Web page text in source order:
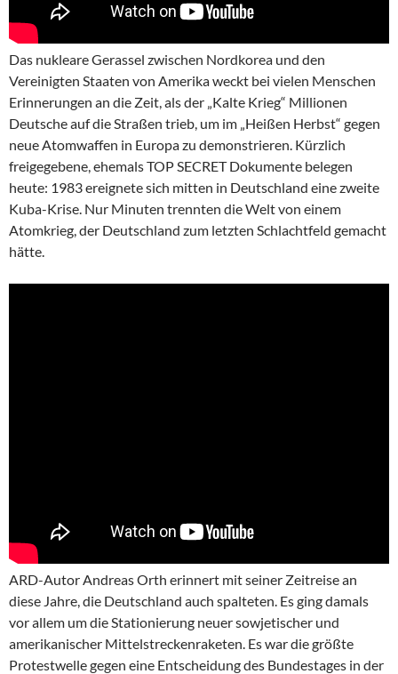
Das nukleare Gerassel zwischen Nordkorea und den
Vereinigten Staaten von Amerika weckt bei vielen Menschen
Erinnerungen an die Zeit, als der „Kalte Krieg“ Millionen
Deutsche auf die Straßen trieb, um im „Heißen Herbst“ gegen
neue Atomwaffen in Europa zu demonstrieren. Kürzlich
freigegebene, ehemals TOP SECRET Dokumente belegen
heute: 1983 ereignete sich mitten in Deutschland eine zweite
Kuba-Krise. Nur Minuten trennten die Welt von einem
Atomkrieg, der Deutschland zum letzten Schlachtfeld gemacht
hätte.
ARD-Autor Andreas Orth erinnert mit seiner Zeitreise an
diese Jahre, die Deutschland auch spalteten. Es ging damals
vor allem um die Stationierung neuer sowjetischer und
amerikanischer Mittelstreckenraketen. Es war die größte
Protestwelle gegen eine Entscheidung des Bundestages in der